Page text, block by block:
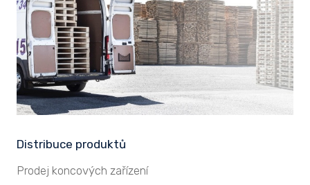
Distribuce produktů
Prodej koncových zařízení